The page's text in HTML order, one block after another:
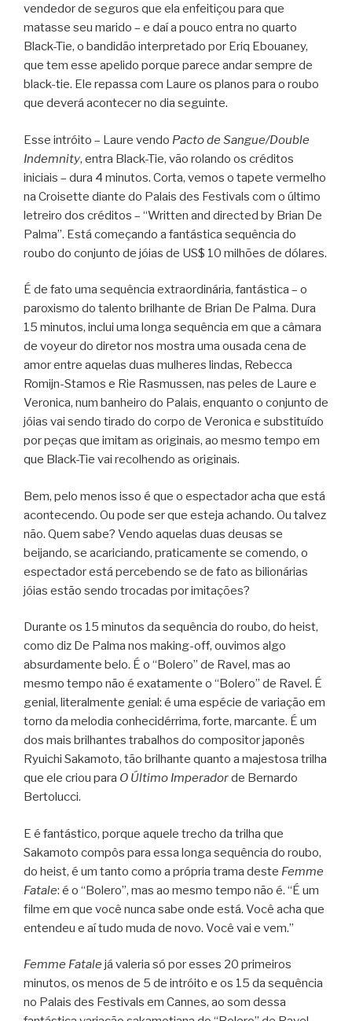
vendedor de seguros que ela enfeitiçou para que
matasse seu marido – e daí a pouco entra no quarto
Black-Tie, o bandidão interpretado por Eriq Ebouaney,
que tem esse apelido porque parece andar sempre de
black-tie. Ele repassa com Laure os planos para o roubo
que deverá acontecer no dia seguinte.
Esse intróito – Laure vendo Pacto de Sangue/Double
Indemnity, entra Black-Tie, vão rolando os créditos
iniciais – dura 4 minutos. Corta, vemos o tapete vermelho
na Croisette diante do Palais des Festivals com o último
letreiro dos créditos – “Written and directed by Brian De
Palma”. Está começando a fantástica sequência do
roubo do conjunto de jóias de US$ 10 milhões de dólares.
É de fato uma sequência extraordinária, fantástica – o
paroxismo do talento brilhante de Brian De Palma. Dura
15 minutos, inclui uma longa sequência em que a câmara
de voyeur do diretor nos mostra uma ousada cena de
amor entre aquelas duas mulheres lindas, Rebecca
Romijn-Stamos e Rie Rasmussen, nas peles de Laure e
Veronica, num banheiro do Palais, enquanto o conjunto de
jóias vai sendo tirado do corpo de Veronica e substituído
por peças que imitam as originais, ao mesmo tempo em
que Black-Tie vai recolhendo as originais.
Bem, pelo menos isso é que o espectador acha que está
acontecendo. Ou pode ser que esteja achando. Ou talvez
não. Quem sabe? Vendo aquelas duas deusas se
beijando, se acariciando, praticamente se comendo, o
espectador está percebendo se de fato as bilionárias
jóias estão sendo trocadas por imitações?
Durante os 15 minutos da sequência do roubo, do heist,
como diz De Palma nos making-off, ouvimos algo
absurdamente belo. É o “Bolero” de Ravel, mas ao
mesmo tempo não é exatamente o “Bolero” de Ravel. É
genial, literalmente genial: é uma espécie de variação em
torno da melodia conhecidérrima, forte, marcante. É um
dos mais brilhantes trabalhos do compositor japonês
Ryuichi Sakamoto, tão brilhante quanto a majestosa trilha
que ele criou para O Último Imperadorde Bernardo
Bertolucci.
E é fantástico, porque aquele trecho da trilha que
Sakamoto compôs para essa longa sequência do roubo,
do heist, é um tanto como a própria trama deste Femme
Fatale: é o “Bolero”, mas ao mesmo tempo não é. “É um
filme em que você nunca sabe onde está. Você acha que
entendeu e aí tudo muda de novo. Você vai e vem.”
Femme Fatale já valeria só por esses 20 primeiros
minutos, os menos de 5 de intróito e os 15 da sequência
no Palais des Festivals em Cannes, ao som dessa